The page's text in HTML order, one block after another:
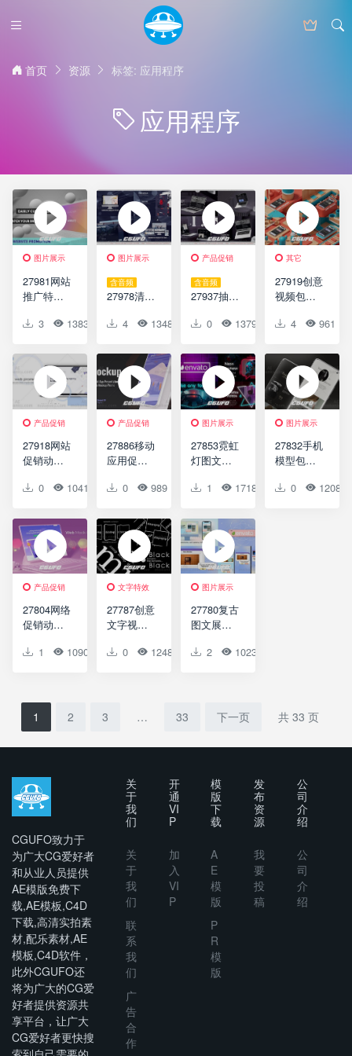
首页 资源 标签: 应用程序
应用程序
图片展示
27981网站
推广特效
版Website
3 1383 0 0
图片展示
含音频
27978清晰
动画AE模
Website
Presentati
on
4 1348 0 0
产品促销
含音频
27937抽象
本电脑网
模版
Abstract
Geometry
Laptop N
Web
Promo
0 1379 0 0
其它
27919创意
视频包装
Isometric
Display
4 961
产品促销
27918网站
促销动画
Web Site
0 1041 0 0
产品促销
27886移动
应用促销
版Mobile
Promo
0 989 0 0
图片展示
27853霓虹
灯图文展
模版Neon
for
DaVinci
Resolve
1 1718 0 0
图片展示
27832手机
模型包装
Android
0 1208
产品促销
27804网络
促销动画
Web1 1090 0 0
文字特效
27787创意
文字视频
版Typo
0 1248 0 0
图片展示
27780复古
图文展示
板Retro
2 1023
1 2 3 … 33 下一页 共 33 页
CGUFO致力于
为广大CG爱好者
和从业人员提供
AE模版免费下
载,AE模板,C4D
下载,高清实拍素
材,配乐素材,AE
模板,C4D软件，
此外CGUFO还
将为广大的CG爱
好者提供资源共
享平台，让广大
CG爱好者更快搜
关
于
我
们
关
于
我
们
联
系
我
们
广
告
合
作
开
通
VI
P
加
入
VI
P
模
版
下
载
A
E
模
版
P
R
模
版
发
布
资
源
我
要
投
稿
公
司
介
绍
公
司
介
绍